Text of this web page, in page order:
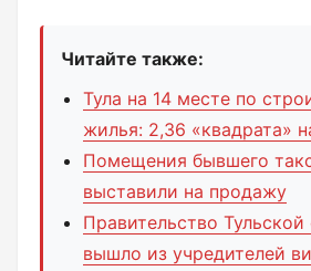
Читайте также:
Тула на 14 месте по
жилья: 2,36 «квадрата»
Помещения бывшего
выставили на продажу
Правительство Тульской
вышло из учредителей